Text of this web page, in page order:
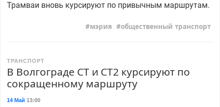
Трамваи вновь курсируют по привычным маршрутам.
мэрия общественный транспорт
ТРАНСПОРТ
В Волгограде СТ и СТ2 курсируют по
сокращенному маршруту
14 Май 13:00